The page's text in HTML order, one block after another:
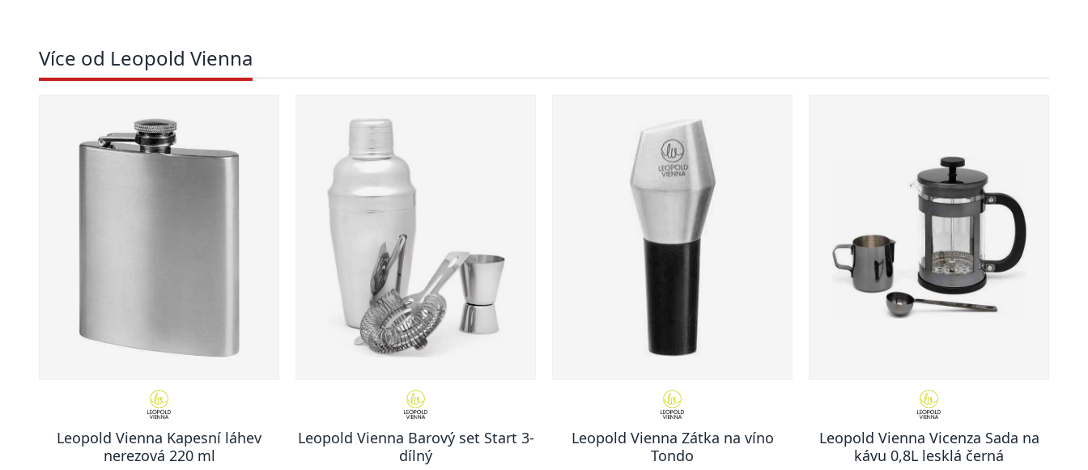
Více od Leopold Vienna
Leopold Vienna Kapesní láhev
nerezová 220 ml
Leopold Vienna Barový set Start 3-
dílný
Leopold Vienna Zátka na víno
Tondo
Leopold Vienna Vicenza Sada na
kávu 0,8L lesklá černá